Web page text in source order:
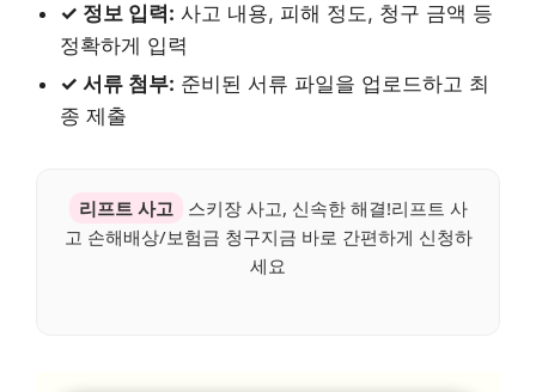
✓ 정보 입력: 사고 내용, 피해 정도, 청구 금액 등
정확하게 입력
✓ 서류 첨부: 준비된 서류 파일을 업로드하고 최
종 제출
리프트 사고
스키장 사고, 신속한 해결!리프트 사
고 손해배상/보험금 청구지금 바로 간편하게 신청하
세요